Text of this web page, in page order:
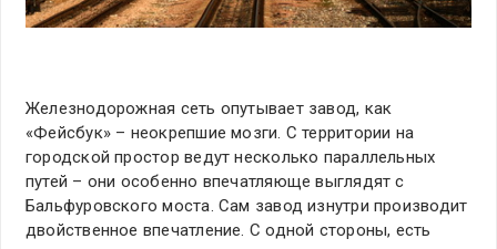
Железнодорожная сеть опутывает завод, как
«Фейсбук» – неокрепшие мозги. С территории на
городской простор ведут несколько параллельных
путей – они особенно впечатляюще выглядят с
Бальфуровского моста. Сам завод изнутри производит
двойственное впечатление. С одной стороны, есть